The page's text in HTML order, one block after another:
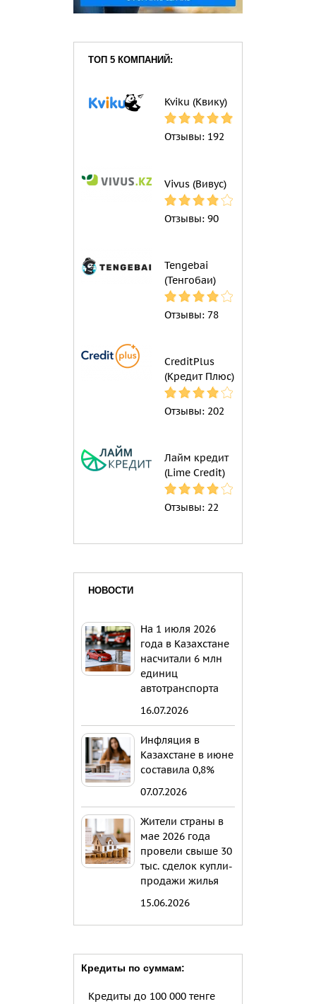
ТОП 5 КОМПАНИЙ:
Kviku (Квику)
Отзывы: 192
Vivus (Вивус)
Отзывы: 90
Tengebai
(Тенгобаи)
Отзывы: 78
CreditPlus
(Кредит Плюс)
Отзывы: 202
Лайм кредит
(Lime Credit)
Отзывы: 22
НОВОСТИ
На 1 июля 2026
года в Казахстане
насчитали 6 млн
единиц
автотранспорта
16.07.2026
Инфляция в
Казахстане в июне
составила 0,8%
07.07.2026
Жители страны в
мае 2026 года
провели свыше 30
тыс. сделок купли-
продажи жилья
15.06.2026
Кредиты по суммам:
Кредиты до 100 000 тенге